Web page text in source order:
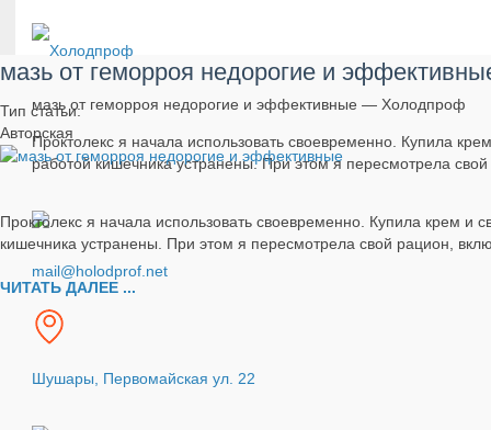
мазь от геморроя недорогие и эффективные — Холодпроф
Проктолекс я начала использовать своевременно. Купила
работой кишечника устранены. При этом я пересмотрела
mail@holodprof.net
Шушары, Первомайская ул. 22
мазь от геморроя недорогие и
Тип статьи:
Авторская
Проктолекс я начала использовать своевременно. Купила крем
кишечника устранены. При этом я пересмотрела свой рацион,
ЧИТАТЬ ДАЛЕЕ ...